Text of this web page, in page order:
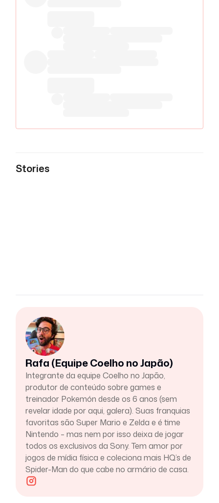
Stories
Rafa (Equipe Coelho no Japão)
Integrante da equipe Coelho no Japão,
produtor de conteúdo sobre games e
treinador Pokemón desde os 6 anos (sem
revelar idade por aqui, galera). Suas franquias
favoritas são Super Mario e Zelda e é time
Nintendo – mas nem por isso deixa de jogar
todos os exclusivos da Sony. Tem amor por
jogos de mídia física e coleciona mais HQ’s de
Spider-Man do que cabe no armário de casa.